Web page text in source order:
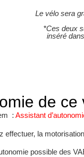
Le vélo sera
*Ces deux
inséré
de ce
: Assistant
la
possible des